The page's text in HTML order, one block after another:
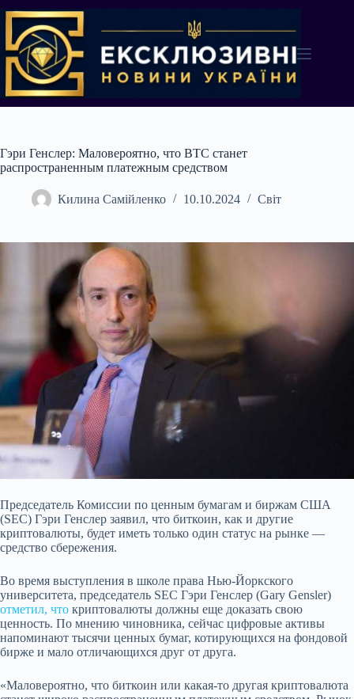
до
вмісту
Гэри Генслер: Маловероятно, что BTC станет
распространенным платежным средством
Килина Самійленко 10.10.2024 Світ
Председатель Комиссии по ценным бумагам и биржам США
(SEC) Гэри Генслер заявил, что биткоин, как и другие
криптовалюты, будет иметь только один статус на рынке —
средство сбережения.
Во время выступления в школе права Нью-Йоркского
университета, председатель SEC Гэри Генслер (Gary Gensler)
отметил, что криптовалюты должны еще доказать свою
ценность. По мнению чиновника, сейчас цифровые активы
напоминают тысячи ценных бумаг, котирующихся на фондовой
бирже и мало отличающихся друг от друга.
«Маловероятно, что биткоин или какая-то другая криптовалюта